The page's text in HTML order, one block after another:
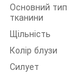
Основний тип
тканини
Щільність
Колір блузи
Силует